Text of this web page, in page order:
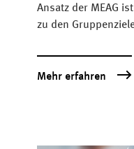
Ansatz der MEAG
zu den
Mehr erfahren